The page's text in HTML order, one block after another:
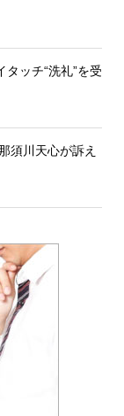
タッチ“洗礼”を受
須川天心が訴え